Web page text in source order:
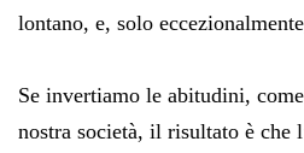
lontano, e, solo
Se invertiamo le abitudini,
nostra società, il risultato è che